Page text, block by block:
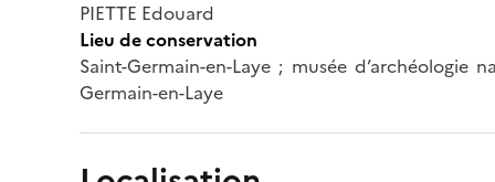
PIETTE Edouard
Lieu de conservation
Saint-Germain-en-Laye ; musée d’archéologie
Germain-en-Laye